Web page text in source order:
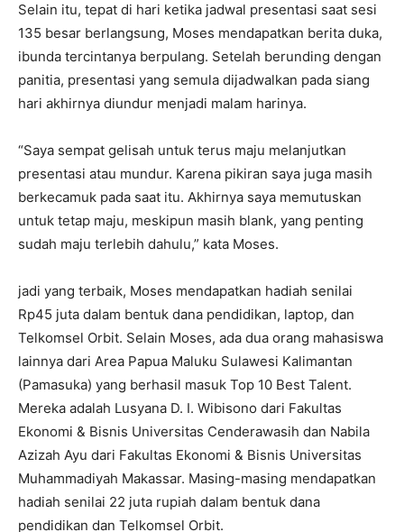
Selain itu, tepat di hari ketika jadwal presentasi saat sesi
135 besar berlangsung, Moses mendapatkan berita duka,
ibunda tercintanya berpulang. Setelah berunding dengan
panitia, presentasi yang semula dijadwalkan pada siang
hari akhirnya diundur menjadi malam harinya.
“Saya sempat gelisah untuk terus maju melanjutkan
presentasi atau mundur. Karena pikiran saya juga masih
berkecamuk pada saat itu. Akhirnya saya memutuskan
untuk tetap maju, meskipun masih blank, yang penting
sudah maju terlebih dahulu,” kata Moses.
jadi yang terbaik, Moses mendapatkan hadiah senilai
Rp45 juta dalam bentuk dana pendidikan, laptop, dan
Telkomsel Orbit. Selain Moses, ada dua orang mahasiswa
lainnya dari Area Papua Maluku Sulawesi Kalimantan
(Pamasuka) yang berhasil masuk Top 10 Best Talent.
Mereka adalah Lusyana D. I. Wibisono dari Fakultas
Ekonomi & Bisnis Universitas Cenderawasih dan Nabila
Azizah Ayu dari Fakultas Ekonomi & Bisnis Universitas
Muhammadiyah Makassar. Masing-masing mendapatkan
hadiah senilai 22 juta rupiah dalam bentuk dana
pendidikan dan Telkomsel Orbit.